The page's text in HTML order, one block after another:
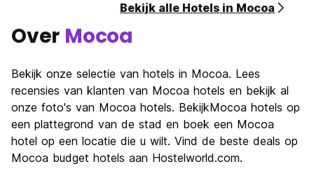
Bekijk alle Hotels in Mocoa
Over Mocoa
Bekijk onze selectie van hotels in Mocoa. Lees
recensies van klanten van Mocoa hotels en bekijk al
onze foto's van Mocoa hotels. BekijkMocoa hotels op
een plattegrond van de stad en boek een Mocoa
hotel op een locatie die u wilt. Vind de beste deals op
Mocoa budget hotels aan Hostelworld.com.